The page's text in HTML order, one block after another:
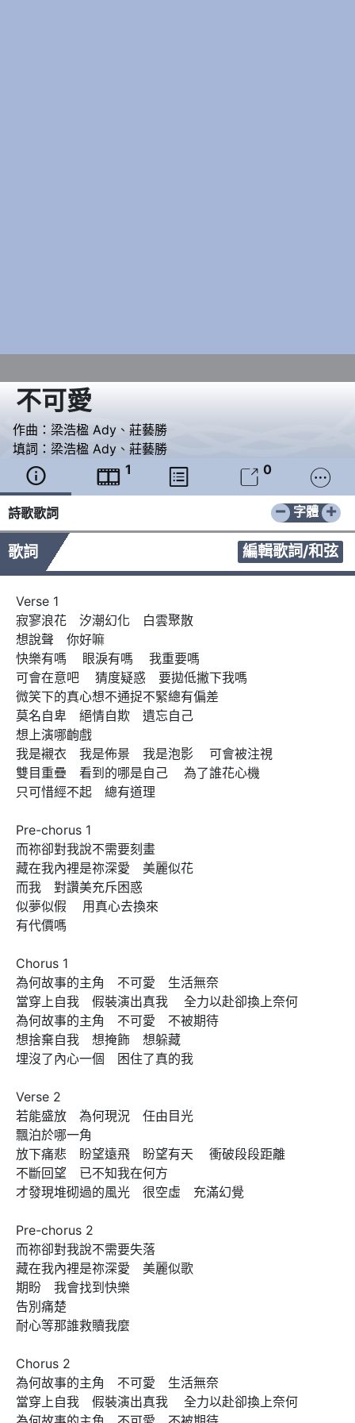
不可愛
作曲： 梁浩楹 Ady 、 莊藝勝
填詞： 梁浩楹 Ady 、 莊藝勝
  1   0 
詩歌歌詞 − +
字體
歌詞 編輯歌詞/和弦
Verse 1
寂寥浪花　汐潮幻化　白雲聚散
想說聲　你好嘛
快樂有嗎    眼淚有嗎    我重要嗎
可會在意吧    猜度疑惑　要拋低撇下我嗎
微笑下的真心想不通捉不緊總有偏差
莫名自卑　絕情自欺　遺忘自己
想上演哪齣戲
我是襯衣　我是佈景　我是泡影    可會被注視
雙目重疊　看到的哪是自己    為了誰花心機
只可惜經不起　總有道理
Pre-chorus 1
而祢卻對我說不需要刻畫
藏在我內裡是祢深愛　美麗似花
而我　對讚美充斥困惑
似夢似假    用真心去換來
有代價嗎
Chorus 1
為何故事的主角　不可愛　生活無奈
當穿上自我　假裝演出真我    全力以赴卻換上奈何
為何故事的主角　不可愛　不被期待
想捨棄自我　想掩飾　想躲藏
埋沒了內心一個　困住了真的我
Verse 2
若能盛放　為何現況　任由目光
飄泊於哪一角
放下痛悲　盼望遠飛　盼望有天    衝破段段距離
不斷回望　已不知我在何方
才發現堆砌過的風光　很空虛　充滿幻覺
Pre-chorus 2
而祢卻對我說不需要失落
藏在我內裡是祢深愛　美麗似歌
期盼　我會找到快樂
告別痛楚
耐心等那誰救贖我麼
Chorus 2
為何故事的主角　不可愛　生活無奈
當穿上自我　假裝演出真我    全力以赴卻換上奈何